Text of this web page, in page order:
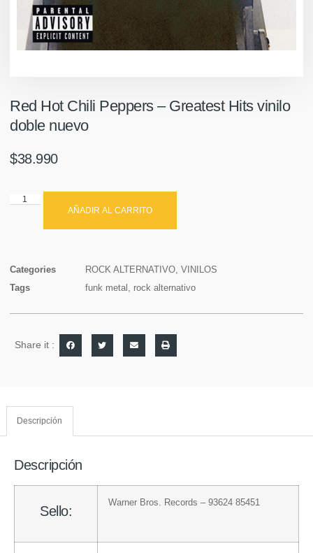
Red Hot Chili Peppers – Greatest Hits vinilo
doble nuevo
$38.990
AÑADIR AL CARRITO
Categories ROCK ALTERNATIVO, VINILOS
Tags
funk metal , rock alternativo
Share it :
Descripción
Descripción
Sello:
Warner Bros. Records – 93624 85451